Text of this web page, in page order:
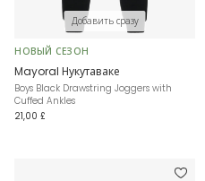
Добавить сразу
НОВЫЙ СЕЗОН
Mayoral Нукутаваке
Boys Black Drawstring Joggers with
Cuffed Ankles
21,00 £